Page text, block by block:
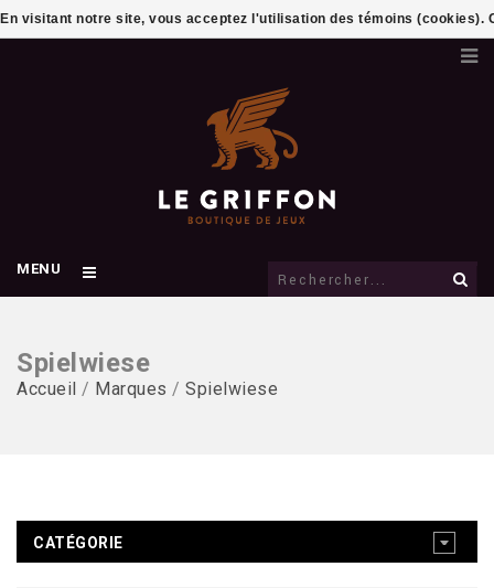
MENU
Spielwiese
Accueil / Marques / Spielwiese
CATÉGORIE
En visitant notre site, vous acceptez l'utilisation des témoins